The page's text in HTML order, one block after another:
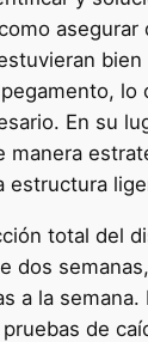
asegurar
lo
En su
manera
estructura
total del
dos
a la
de